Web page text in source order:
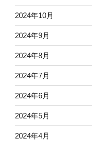
2024年10月
2024年9月
2024年8月
2024年7月
2024年6月
2024年5月
2024年4月